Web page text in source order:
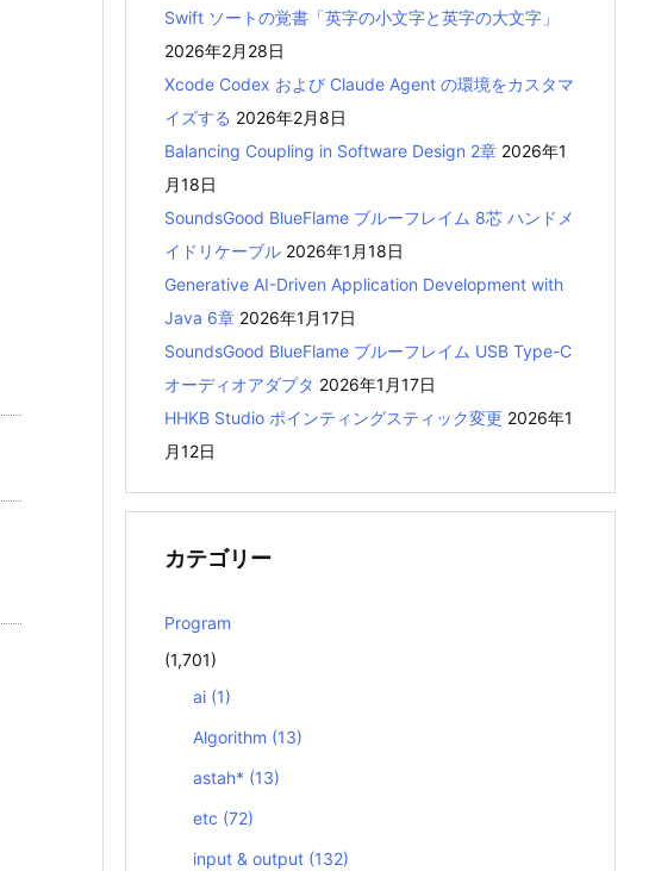
Swift ソートの覚書「英字の小文字と英字の大文字」
2026年2月28日
Xcode Codex および Claude Agent の環境をカスタマ
イズする 2026年2月8日
Balancing Coupling in Software Design 2章 2026年1
月18日
SoundsGood BlueFlame ブルーフレイム 8芯 ハンドメ
イドリケーブル 2026年1月18日
Generative AI-Driven Application Development with
Java 6章 2026年1月17日
SoundsGood BlueFlame ブルーフレイム USB Type-C
オーディオアダプタ 2026年1月17日
HHKB Studio ポインティングスティック変更 2026年1
月12日
カテゴリー
Program
(1,701)
ai (1)
Algorithm (13)
astah* (13)
etc (72)
input & output (132)